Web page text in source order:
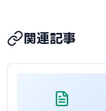
関連記事